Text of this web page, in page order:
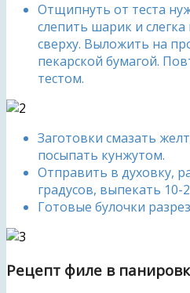
Отщипнуть от теста
слепить шарик и
сверху. Выложить на
пекарской бумагой.
тестом.
Заготовки смазать
посыпать кунжутом.
Отправить в духовку,
градусов, выпекать 10-
Готовые булочки
Рецепт филе в